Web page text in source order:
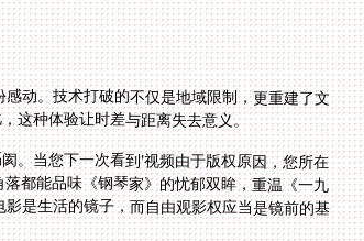
动。技术打破的不仅是地域限制，更重建了文
这种体验让时差与距离失去意义。
。当您下一次看到'视频由于版权原因，您所在
都能品味《钢琴家》的忧郁双眸，重温《一九
是生活的镜子，而自由观影权应当是镜前的基